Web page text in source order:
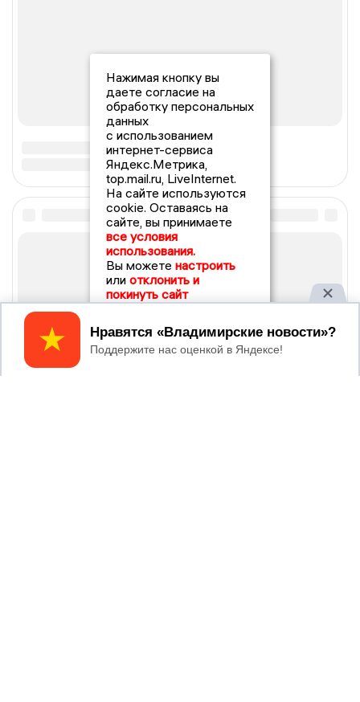
Нажимая кнопку вы
даете согласие на
обработку персональных
данных
с использованием
интернет-сервиса
Яндекс.Метрика,
top.mail.ru, LiveInternet.
На сайте используются
cookie. Оставаясь на
сайте, вы принимаете
все условия
использования.
Вы можете настроить
или отклонить и
покинуть сайт
Принять